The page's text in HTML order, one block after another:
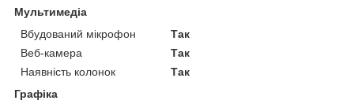
Мультимедіа
Вбудований мікрофон
Так
Веб-камера
Так
Наявність колонок
Так
Графіка